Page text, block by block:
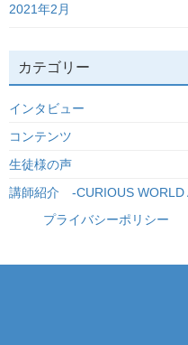
2021年2月
カテゴリー
インタビュー
コンテンツ
生徒様の声
講師紹介 -CURIOUS WORLD
プライバシーポリシー